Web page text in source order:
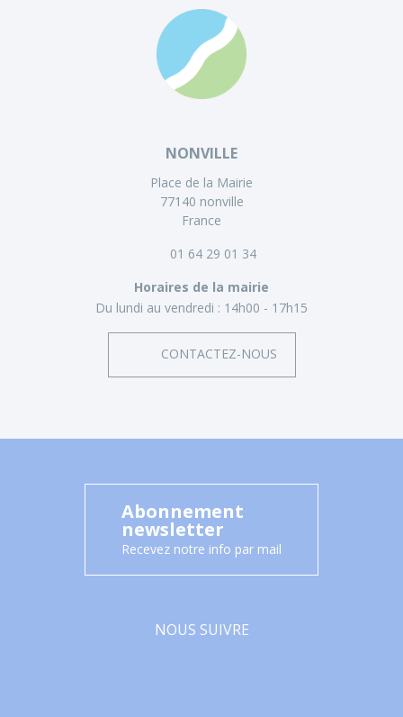
NONVILLE
Place de la Mairie
77140 nonville
France
01 64 29 01 34
Horaires de la mairie
Du lundi au vendredi : 14h00 - 17h15
CONTACTEZ-NOUS
Abonnement
newsletter
Recevez notre info par mail
NOUS SUIVRE